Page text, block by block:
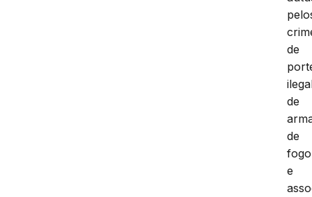
de
de
de
fogo
e